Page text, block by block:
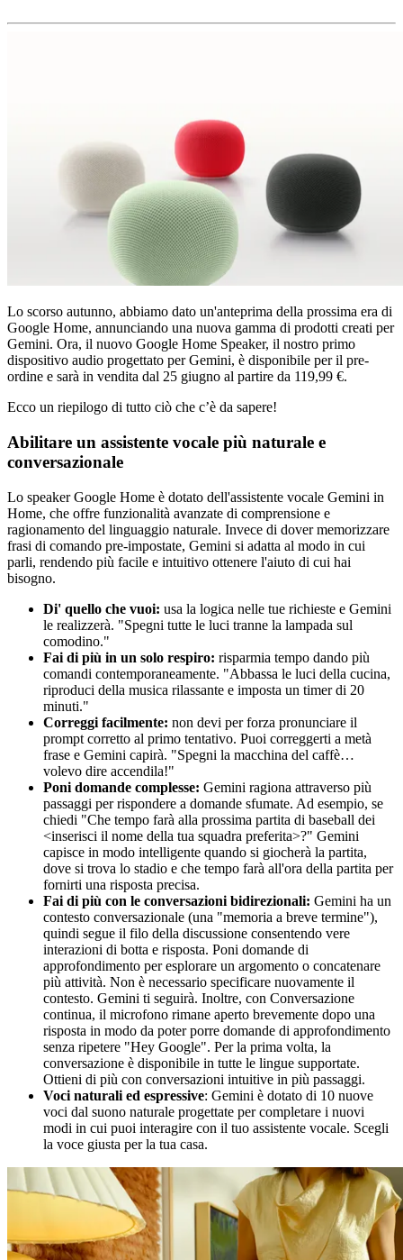
Lo scorso autunno, abbiamo dato un'anteprima della prossima era di
Google Home, annunciando una nuova gamma di prodotti creati per
Gemini. Ora, il nuovo Google Home Speaker, il nostro primo
dispositivo audio progettato per Gemini, è disponibile per il pre-
ordine e sarà in vendita dal 25 giugno al partire da 119,99 €.
Ecco un riepilogo di tutto ciò che c’è da sapere!
Abilitare un assistente vocale più naturale e
conversazionale
Lo speaker Google Home è dotato dell'assistente vocale Gemini in
Home, che offre funzionalità avanzate di comprensione e
ragionamento del linguaggio naturale. Invece di dover memorizzare
frasi di comando pre-impostate, Gemini si adatta al modo in cui
parli, rendendo più facile e intuitivo ottenere l'aiuto di cui hai
bisogno.
Di' quello che vuoi: usa la logica nelle tue richieste e Gemini
le realizzerà. "Spegni tutte le luci tranne la lampada sul
comodino."
Fai di più in un solo respiro: risparmia tempo dando più
comandi contemporaneamente. "Abbassa le luci della cucina,
riproduci della musica rilassante e imposta un timer di 20
minuti."
Correggi facilmente: non devi per forza pronunciare il
prompt corretto al primo tentativo. Puoi correggerti a metà
frase e Gemini capirà. "Spegni la macchina del caffè…
volevo dire accendila!"
Poni domande complesse: Gemini ragiona attraverso più
passaggi per rispondere a domande sfumate. Ad esempio, se
chiedi "Che tempo farà alla prossima partita di baseball dei
<inserisci il nome della tua squadra preferita>?" Gemini
capisce in modo intelligente quando si giocherà la partita,
dove si trova lo stadio e che tempo farà all'ora della partita per
fornirti una risposta precisa.
Fai di più con le conversazioni bidirezionali: Gemini ha un
contesto conversazionale (una "memoria a breve termine"),
quindi segue il filo della discussione consentendo vere
interazioni di botta e risposta. Poni domande di
approfondimento per esplorare un argomento o concatenare
più attività. Non è necessario specificare nuovamente il
contesto. Gemini ti seguirà. Inoltre, con Conversazione
continua, il microfono rimane aperto brevemente dopo una
risposta in modo da poter porre domande di approfondimento
senza ripetere "Hey Google". Per la prima volta, la
conversazione è disponibile in tutte le lingue supportate.
Ottieni di più con conversazioni intuitive in più passaggi.
Voci naturali ed espressive: Gemini è dotato di 10 nuove
voci dal suono naturale progettate per completare i nuovi
modi in cui puoi interagire con il tuo assistente vocale. Scegli
la voce giusta per la tua casa.